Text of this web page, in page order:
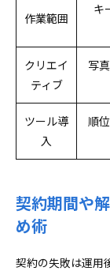
作業範囲
キ
クリエイ
ティブ
写
ツール導
入
順
契約期間や
め術
契約の失敗は運用